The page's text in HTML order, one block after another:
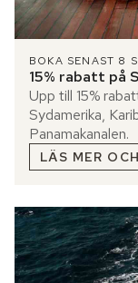
BOKA SENAST 8
15% rabatt på
Upp till 15%
Sydamerika,
Panamakanalen.
LÄS MER